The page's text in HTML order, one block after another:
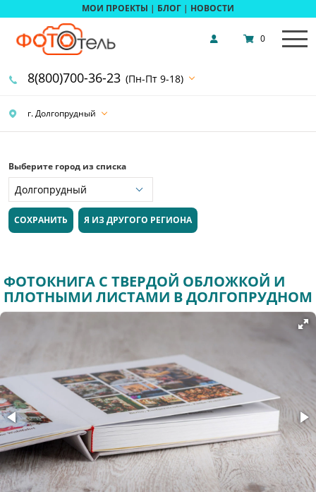
МОИ ПРОЕКТЫ | БЛОГ | НОВОСТИ
г. Долгопрудный
8(800)700-36-23 (Пн-Пт 9-18)
0
Выберите город из списка
СОХРАНИТЬ Я ИЗ ДРУГОГО РЕГИОНА
ФОТОКНИГА С ТВЕРДОЙ ОБЛОЖКОЙ И
ПЛОТНЫМИ ЛИСТАМИ В ДОЛГОПРУДНОМ